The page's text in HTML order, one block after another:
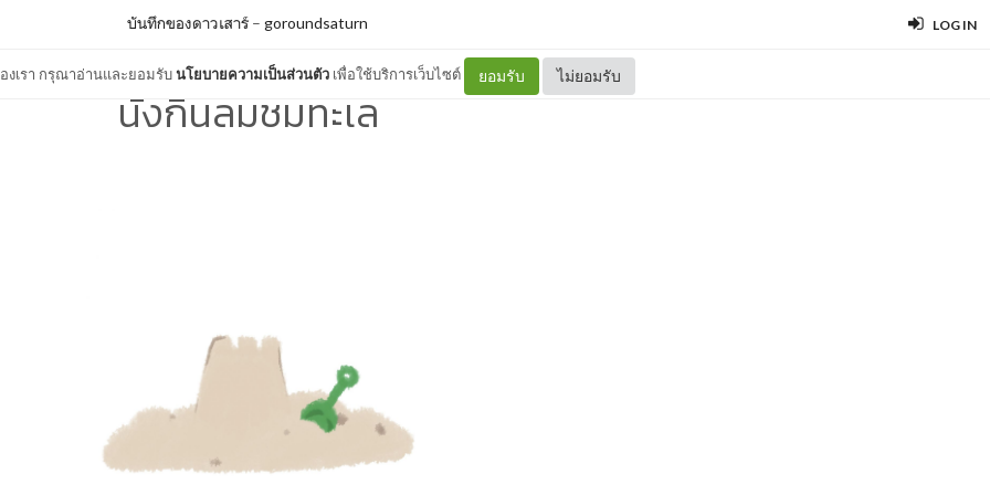
LOG IN
งเรา กรุณาอ่านและยอมรับนโยบายความเป็นส่วนตัว เพื่อใช้บริการเว็บไซต์ ยอมรับ ไม่ยอมรับ
บันทึกของดาวเสาร์ – goroundsaturn
นั่งกินลมชมทะเล